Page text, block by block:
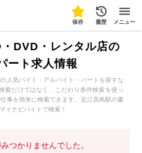
保存 履歴 メニュー
DVD・レンタル店の
ート求人情報
人気バイト・アルバイト・パートを探すな
索だけではなく、こだわり条件検索を使っ
事を簡単に検索できます。近江高島駅の書
イナビバイトで検索！
つかりませんでした。